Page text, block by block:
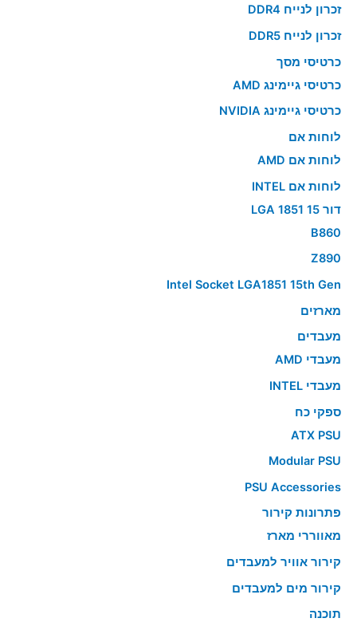
זכרון לנייח DDR4
זכרון לנייח DDR5
כרטיסי מסך
כרטיסי גיימינג AMD
כרטיסי גיימינג NVIDIA
לוחות אם
לוחות אם AMD
לוחות אם INTEL
דור 15 LGA 1851
B860
Z890
Intel Socket LGA1851 15th Gen
מארזים
מעבדים
מעבדי AMD
מעבדי INTEL
ספקי כח
ATX PSU
Modular PSU
PSU Accessories
פתרונות קירור
מאווררי מארז
קירור אוויר למעבדים
קירור מים למעבדים
תוכנה